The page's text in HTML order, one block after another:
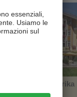
Hotel Erika
CIN +